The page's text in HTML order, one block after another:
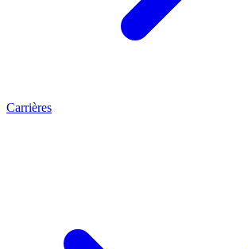
Carrières